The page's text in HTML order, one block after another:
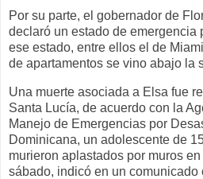
Por su parte, el gobernador de
declaró un estado de emergencia
ese estado, entre ellos el de
de apartamentos se vino abajo la
Una muerte asociada a Elsa fue
Santa Lucía, de acuerdo con la
Manejo de Emergencias por
Dominicana, un adolescente de
murieron aplastados por muros
sábado, indicó en un